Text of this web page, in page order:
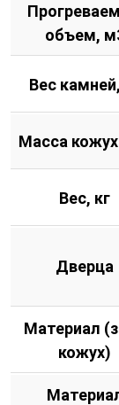
объем,
Вес
Масса
Вес, кг
Дверца
Материал
кожух)